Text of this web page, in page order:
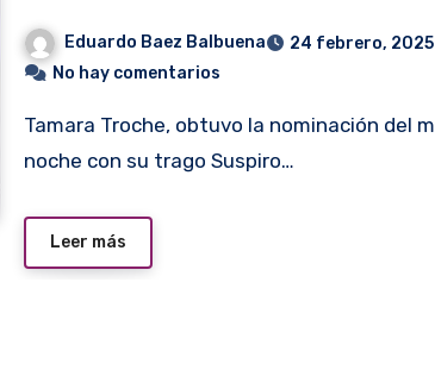
Eduardo Baez Balbuena
24 febrero, 2025
No hay comentarios
Tamara Troche, obtuvo la nominación del mejor cóctel de la
noche con su trago Suspiro…
Leer más